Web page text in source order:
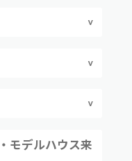
モデルハウス来